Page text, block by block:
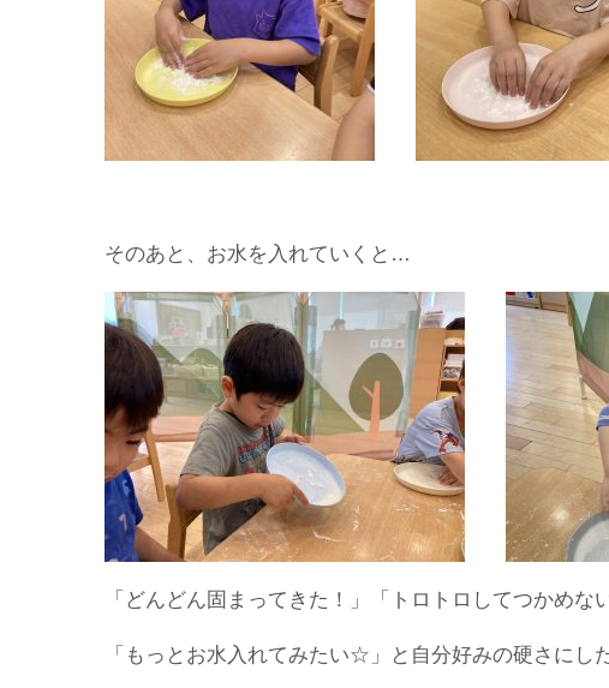
そのあと、お水を入れていくと…
「どんどん固まってきた！」「トロトロしてつかめな
「もっとお水入れてみたい☆」と自分好みの硬さにした